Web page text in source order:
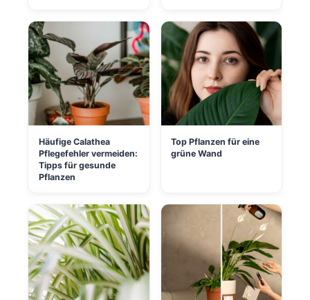
Häufige Calathea
Pflegefehler vermeiden:
Tipps für gesunde
Pflanzen
Top Pflanzen für eine
grüne Wand